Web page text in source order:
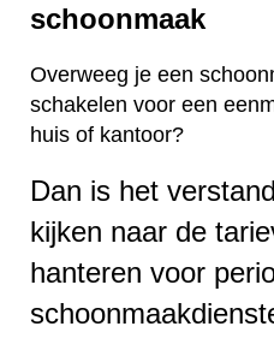
schoonmaak
Overweeg je een
schakelen voor een
huis of kantoor?
Dan is het
kijken naar de
hanteren voor